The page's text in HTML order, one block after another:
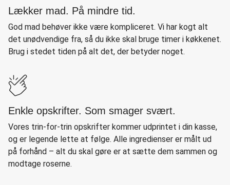
Lækker mad. På mindre tid.
God mad behøver ikke være kompliceret. Vi har kogt alt
det unødvendige fra, så du ikke skal bruge timer i køkkenet.
Brug i stedet tiden på alt det, der betyder noget.
Enkle opskrifter. Som smager svært.
Vores trin-for-trin opskrifter kommer udprintet i din kasse,
og er legende lette at følge. Alle ingredienser er målt ud
på forhånd – alt du skal gøre er at sætte dem sammen og
modtage roserne.